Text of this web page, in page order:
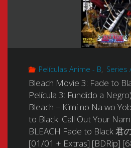
hen
(Gekijouban
Bleach
–
Jigoku-
(Bleach
Películas Anime - B, Series
Bleach Movie 3: Fade to
Película 3: Fundido a
Bleach – Kimi no Na wo
to Black: Call Out Your
BLEACH Fade to Black 君
[01/01 + Extras] [BDRip]